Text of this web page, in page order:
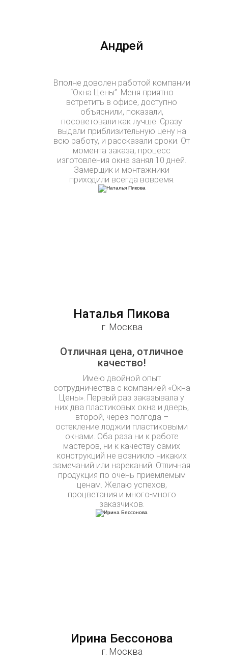
Андрей
Вполне доволен работой компании
“Окна Цены”. Меня приятно
встретить в офисе, доступно
объяснили, показали,
посоветовали как лучше. Сразу
выдали приблизительную цену на
всю работу, и рассказали сроки. От
момента заказа, процесс
изготовления окна занял 10 дней.
Замерщик и монтажники
приходили всегда вовремя.
Наталья Пикова
г. Москва
Отличная цена, отличное
качество!
Имею двойной опыт
сотрудничества с компанией «Окна
Цены». Первый раз заказывала у
них два пластиковых окна и дверь,
второй, через полгода –
остекление лоджии пластиковыми
окнами. Оба раза ни к работе
мастеров, ни к качеству самих
конструкций не возникло никаких
замечаний или нареканий. Отличная
продукция по очень приемлемым
ценам. Желаю успехов,
процветания и много-много
заказчиков.
Ирина Бессонова
г. Москва